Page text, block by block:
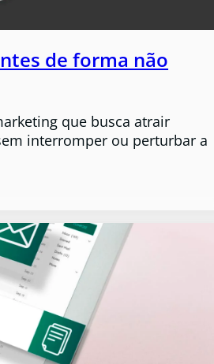
de forma não
que busca atrair
interromper ou perturbar a